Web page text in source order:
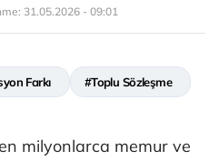
31.05.2026 - 09:01
Farkı #Toplu Sözleşme
milyonlarca memur ve